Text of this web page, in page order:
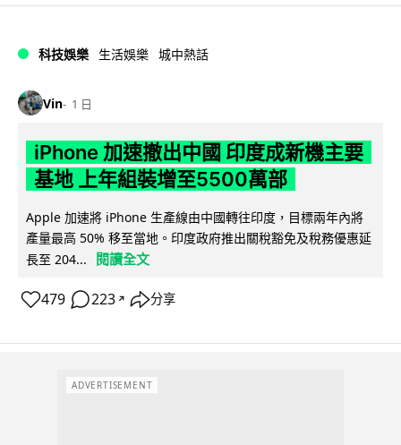
科技娛樂 生活娛樂 城中熱話
Vin 1 日
iPhone 加速撤出中國 印度成新機主要
基地 上年組裝增至5500萬部
Apple 加速將 iPhone 生產線由中國轉往印度，目標兩年內將
產量最高 50% 移至當地。印度政府推出關稅豁免及稅務優惠延
長至 204...
閱讀全文
479 223 ↗ 分享
ADVERTISEMENT